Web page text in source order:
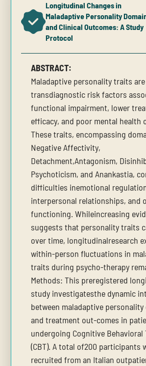
Longitudinal Changes in
Maladaptive Personality
and Clinical Outcomes: A Study
Protocol
ABSTRACT:
Maladaptive personality traits are
transdiagnostic risk factors
functional impairment, lower
efficacy, and poor mental health
These traits, encompassing
Negative Affectivity,
Detachment,Antagonism,
Psychoticism, and Anankastia,
difficulties inemotional
interpersonal relationships, and
functioning. Whileincreasing
suggests that personality traits
over time, longitudinalresearch
within-person fluctuations in
traits during psycho-therapy
Methods: This preregistered
study investigatesthe dynamic
between maladaptive personality
and treatment out-comes in
undergoing Cognitive Behavioral
(CBT). A total of200 participants
recruited from an Italian